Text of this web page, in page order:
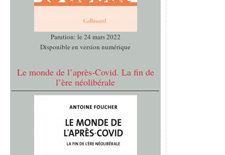
Parution: le 24 mars 2022
Disponible en version numérique
Le monde de l’après-Covid. La fin de
l’ère néolibérale